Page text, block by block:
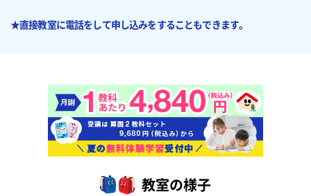
★直接教室に電話をして申し込みをすることもできます。
教室の様子